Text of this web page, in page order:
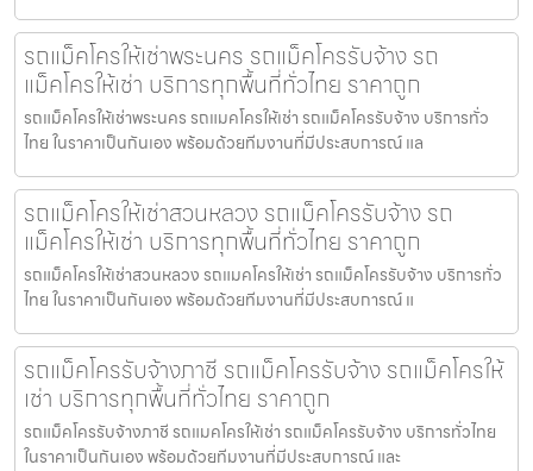
รถแม็คโครให้เช่าพระนคร รถแม็คโครรับจ้าง รถ
แม็คโครให้เช่า บริการทุกพื้นที่ทั่วไทย ราคาถูก
รถแม็คโครให้เช่าพระนคร รถแมคโครให้เช่า รถแม็คโครรับจ้าง บริการทั่ว
ไทย ในราคาเป็นกันเอง พร้อมด้วยทีมงานที่มีประสบการณ์ แล
รถแม็คโครให้เช่าสวนหลวง รถแม็คโครรับจ้าง รถ
แม็คโครให้เช่า บริการทุกพื้นที่ทั่วไทย ราคาถูก
รถแม็คโครให้เช่าสวนหลวง รถแมคโครให้เช่า รถแม็คโครรับจ้าง บริการทั่ว
ไทย ในราคาเป็นกันเอง พร้อมด้วยทีมงานที่มีประสบการณ์ แ
รถแม็คโครรับจ้างภาชี รถแม็คโครรับจ้าง รถแม็คโครให้
เช่า บริการทุกพื้นที่ทั่วไทย ราคาถูก
รถแม็คโครรับจ้างภาชี รถแมคโครให้เช่า รถแม็คโครรับจ้าง บริการทั่วไทย
ในราคาเป็นกันเอง พร้อมด้วยทีมงานที่มีประสบการณ์ และ